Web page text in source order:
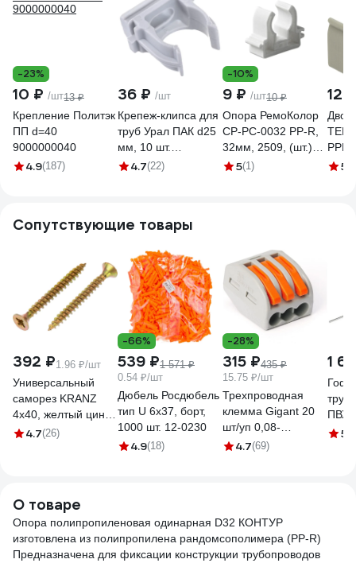
-23%
10 ₽ /шт13 ₽
Крепление Политэк
ПП d=40
9000000040
4.9(187)
36 ₽ /шт
Крепеж-клипса для
труб Урал ПАК d25
мм, 10 шт.
АТ-50125-010
4.7(22)
-10%
9 ₽ /шт10 ₽
Опора РемоКолор
CP-PC-0032 PP-R,
32мм, 2509, (шт.)
67-0-440
5(1)
12
PPR
5
Сопутствующие товары
392 ₽1.96 ₽/шт
Универсальный
саморез KRANZ
4x40, желтый цинк,
200 шт. KR-01-
4.7(26)
-66%
539 ₽1 571 ₽
0.54 ₽/шт
Дюбель Росдюбель
тип U 6x37, борт,
1000 шт. 12-0230
4.9(18)
-28%
315 ₽435 ₽
15.75 ₽/шт
Трехпроводная
клемма Gigant 20
шт/уп 0,08-
2,5(4)мм² GCT-222-
4.7(69)
1
ПВХ
5
О товаре
Опора полипропиленовая одинарная D32 КОНТУР
изготовлена из полипропилена рандомсополимера (PP-R)
Предназначена для фиксации конструкции трубопроводов